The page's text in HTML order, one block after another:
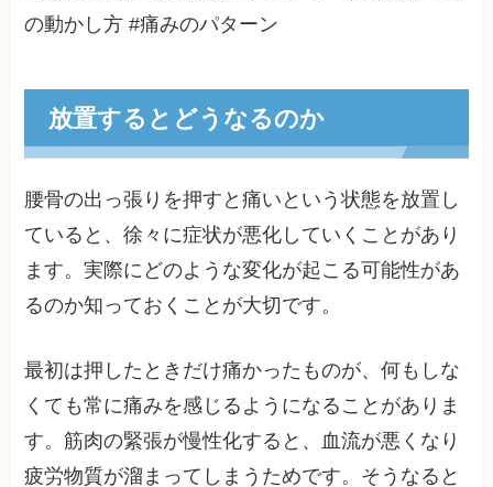
の動かし方 #痛みのパターン
放置するとどうなるのか
腰骨の出っ張りを押すと痛いという状態を放置し
ていると、徐々に症状が悪化していくことがあり
ます。実際にどのような変化が起こる可能性があ
るのか知っておくことが大切です。
最初は押したときだけ痛かったものが、何もしな
くても常に痛みを感じるようになることがありま
す。筋肉の緊張が慢性化すると、血流が悪くなり
疲労物質が溜まってしまうためです。そうなると